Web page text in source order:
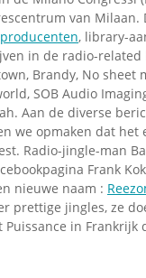
Maat 65
Maat interview
Awards
NIEUW
Klaas
pictures
Dik
foto’s
van Milaan.
, library-
in de radio-related
Brandy, No sheet
SOB Audio
Aan de diverse
we opmaken dat het
Radio-jingle-man
Frank
nieuwe naam :
prettige jingles, ze
in